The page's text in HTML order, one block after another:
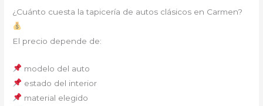
¿Cuánto cuesta la tapicería de autos clásicos en Carmen?
El precio depende de:
modelo del auto
estado del interior
material elegido